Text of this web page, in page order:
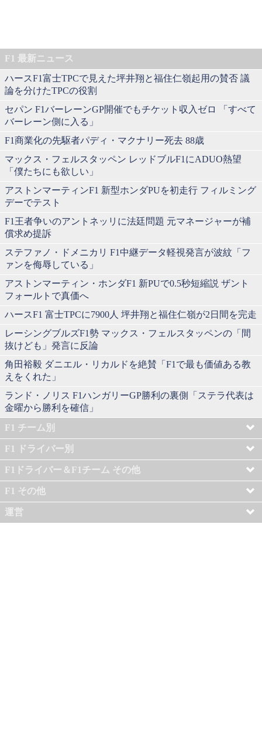
F1 最新ニュース
ハースF1富士TPCで見えた坪井翔と福住仁嶺起用の賛否 議
論を分けたTPCの役割
セパン F1バーレーンGP開催でもチケット収入ゼロ 「すべて
バーレーン側に入る」
F1商業化の先駆者パディ・マクナリー死去 88歳
マックス・フェルスタッペン レッドブルF1にADUO熱望
「僕たちにも欲しい」
アストンマーティンF1 新型ホンダPUを初走行 フィルミング
デーでテスト
F1王者争いのアントネッリに法廷問題 元マネージャーが補
償求め提訴
ステファノ・ドメニカリ F1中継データ軽視発言が波紋「フ
ァンを侮辱している」
アストンマーティン・ホンダF1 新PUで0.5秒短縮説 ザント
フォールトで真価へ
ハースF1 富士TPCに7900人 坪井翔と福住仁嶺が2日間を完走
レーシングブルズF1勢 マックス・フェルスタッペンの「間
抜けども」発言に反論
角田裕毅 ダニエル・リカルドを絶賛「F1で最も価値ある教
えをくれた」
ランド・ノリス F1ハンガリーGP勝利の裏側「ステラ代表は
金曜から勝利を確信」
F1 チーム別
F1 ドライバー別
F1ドライバー＆F1チーム その他
F1 その他
運営